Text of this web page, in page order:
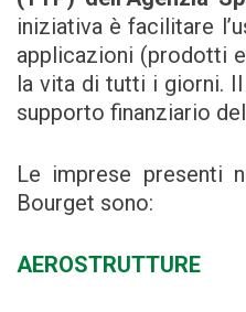
iniziativa è facilitare
applicazioni (prodotti
la vita di tutti i giorni.
supporto finanziario
Le imprese presenti
Bourget sono:
AEROSTRUTTURE